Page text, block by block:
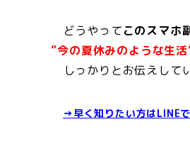
どうやってこのスマホ
”今の夏休みのような生活
しっかりとお伝えして
→早く知りたい方はLINEで